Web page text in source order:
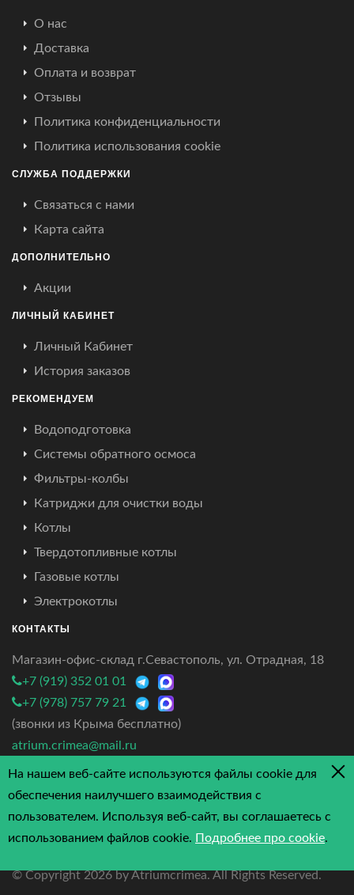
О нас
Доставка
Оплата и возврат
Отзывы
Политика конфиденциальности
Политика использования cookie
СЛУЖБА ПОДДЕРЖКИ
Связаться с нами
Карта сайта
ДОПОЛНИТЕЛЬНО
Акции
ЛИЧНЫЙ КАБИНЕТ
Личный Кабинет
История заказов
РЕКОМЕНДУЕМ
Водоподготовка
Системы обратного осмоса
Фильтры-колбы
Катриджи для очистки воды
Котлы
Твердотопливные котлы
Газовые котлы
Электрокотлы
КОНТАКТЫ
Магазин-офис-склад г.Севастополь, ул. Отрадная, 18
+7 (919) 352 01 01
+7 (978) 757 79 21
(звонки из Крыма бесплатно)
atrium.crimea@mail.ru
4.7/5 - 3 отзыва
© Copyright 2026 by Atriumcrimea. All Rights Reserved.
На нашем веб-сайте используются файлы cookie для
обеспечения наилучшего взаимодействия с
пользователем. Используя веб-сайт, вы соглашаетесь с
использованием файлов cookie. Подробнее про cookie.